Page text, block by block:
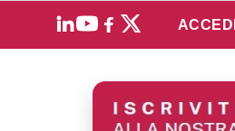
ACCEDI